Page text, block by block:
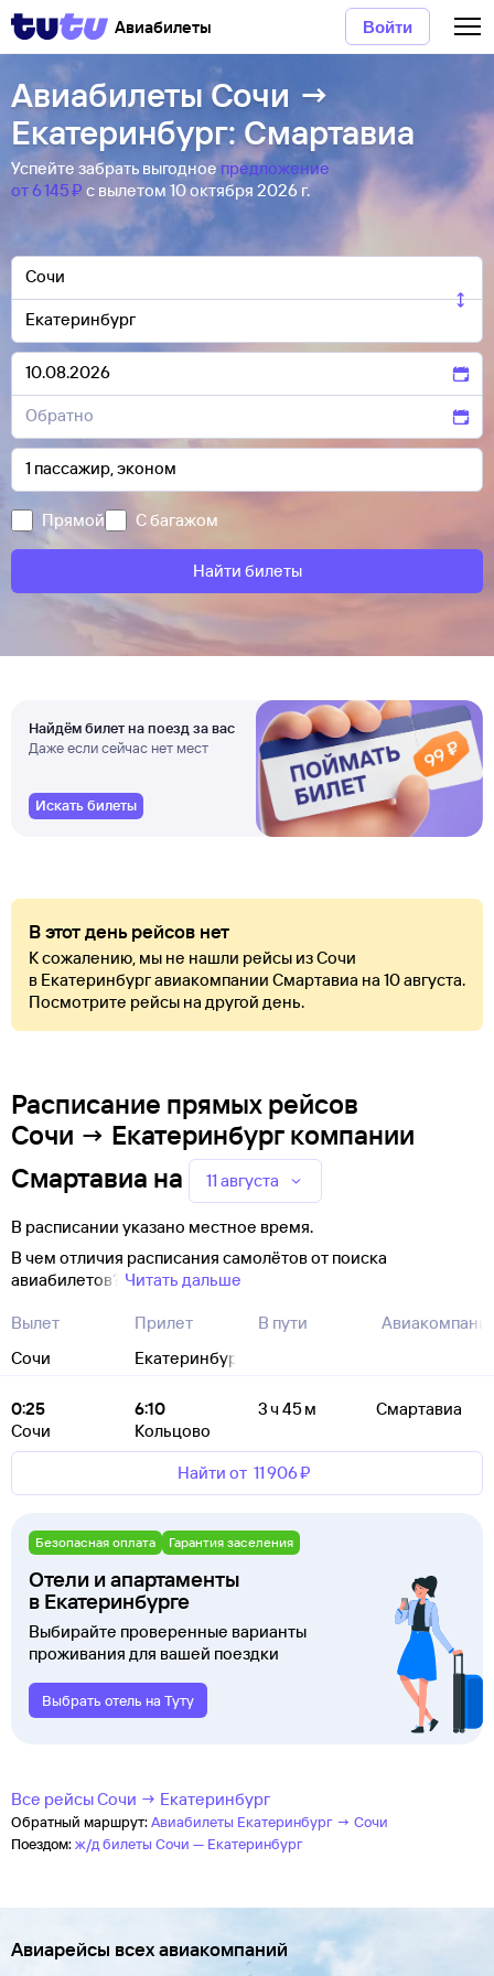
Авиабилеты Войти
Авиабилеты Сочи →
Екатеринбург: Смартавиа
Успейте забрать выгодноепредложение
от 6 ⁠145 ⁠₽ с вылетом 10 октября 2026 г.
Прямой С багажом
Найти билеты
Найдём билет на поезд за вас
Даже если сейчас нет мест
Искать билеты
В этот день рейсов нет
К сожалению, мы не нашли рейсы из Сочи
в Екатеринбург авиакомпании Смартавиа на 10 августа.
Посмотрите рейсы на другой день.
Расписание прямых рейсов
Сочи → Екатеринбург компании
Смартавиа на 11 августа
В расписании указано местное время.
В чем отличия расписания самолётов от поиска
авиабилетов? Читать дальше
Вылет
Сочи
Прилет
Екатеринбург
В пути
0:25
Сочи
6:10
Кольцово
3 ч 45 м Смартавиа
Найти от 11 ⁠906 ⁠₽
Безопасная оплата Гарантия заселения
Отели и апартаменты
в Екатеринбурге
Выбирайте проверенные варианты
проживания для вашей поездки
Выбрать отель на Туту
Все рейсы Сочи → Екатеринбург
Обратный маршрут:Авиабилеты Екатеринбург → Сочи
Поездом:ж/д билеты Сочи — Екатеринбург
Авиарейсы всех авиакомпаний